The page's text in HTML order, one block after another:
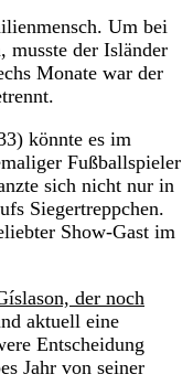
Um bei
musste der Isländer
Monate war der
könnte es im
Fußballspieler
sich nicht nur in
Siegertreppchen.
Show-Gast im
der noch
aktuell eine
Entscheidung
Jahr von seiner